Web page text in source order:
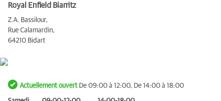
Royal Enfield Biarritz
Z.A. Bassilour,
Rue Calamardin,
64210 Bidart
Actuellement ouvert De 09:00 à 12:00, De 14:00 à 18:00